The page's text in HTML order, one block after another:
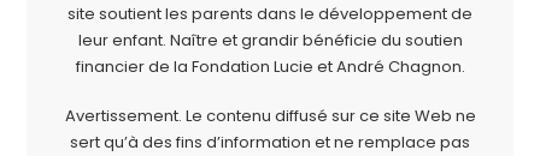
site soutient les parents dans le développement de
leur enfant. Naître et grandir bénéficie du soutien
financier de la Fondation Lucie et André Chagnon.
Avertissement. Le contenu diffusé sur ce site Web ne
sert qu’à des fins d’information et ne remplace pas